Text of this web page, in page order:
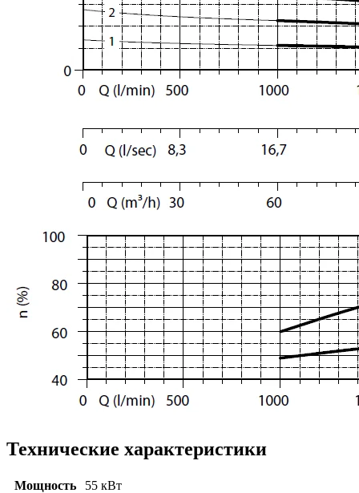
Технические характеристики
Мощность
55 кВт